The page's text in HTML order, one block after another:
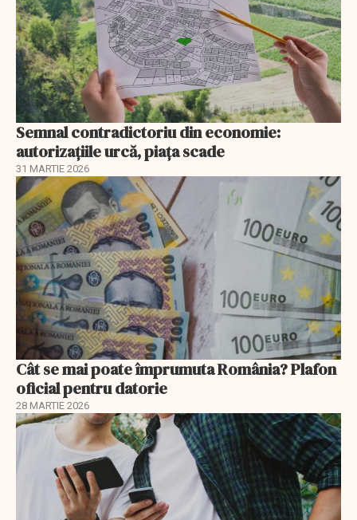
Semnal contradictoriu din economie:
autorizațiile urcă, piața scade
31 MARTIE 2026
Cât se mai poate împrumuta România? Plafon
oficial pentru datorie
28 MARTIE 2026